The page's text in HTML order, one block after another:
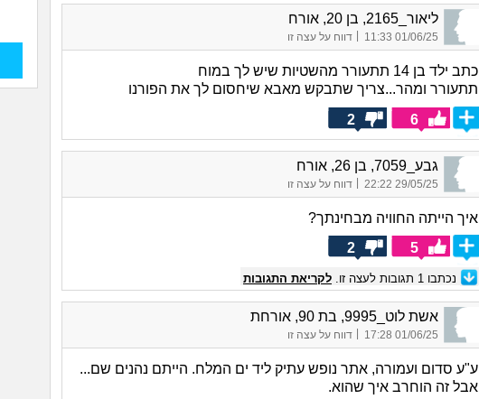
ליאור_2165, בן 20, אורח
01/06/25 11:33 דווח על עצה זו
כתב ילד בן 14 תתעורר מהשטיות שיש לך במוח
תתעורר ומהר...צריך שתבקש מאבא שיחסום לך את הפורנו
6
2
גבע_7059, בן 26, אורח
29/05/25 22:22
| דווח על עצה זו
איך הייתה החוויה מבחינתך?
5
2
נכתבו 1 תגובות לעצה זו. לקריאת התגובות
אשת לוט_9995, בת 90, אורחת
01/06/25 17:28
| דווח על עצה זו
ע"ע סדום ועמורה, אתר נופש עתיק ליד ים המלח. הייתם נהנים שם...
אבל זה הוחרב איך שהוא.